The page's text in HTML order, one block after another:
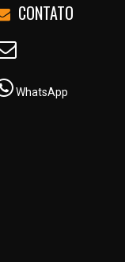
CONTATO
WhatsApp